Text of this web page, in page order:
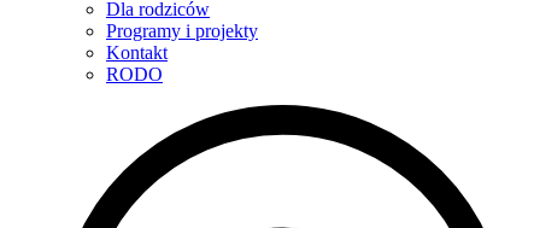
Dla rodziców
Programy i projekty
Kontakt
RODO